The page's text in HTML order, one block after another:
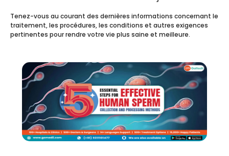
Tenez-vous au courant des dernières informations concernant le
traitement, les procédures, les conditions et autres exigences
pertinentes pour rendre votre vie plus saine et meilleure.